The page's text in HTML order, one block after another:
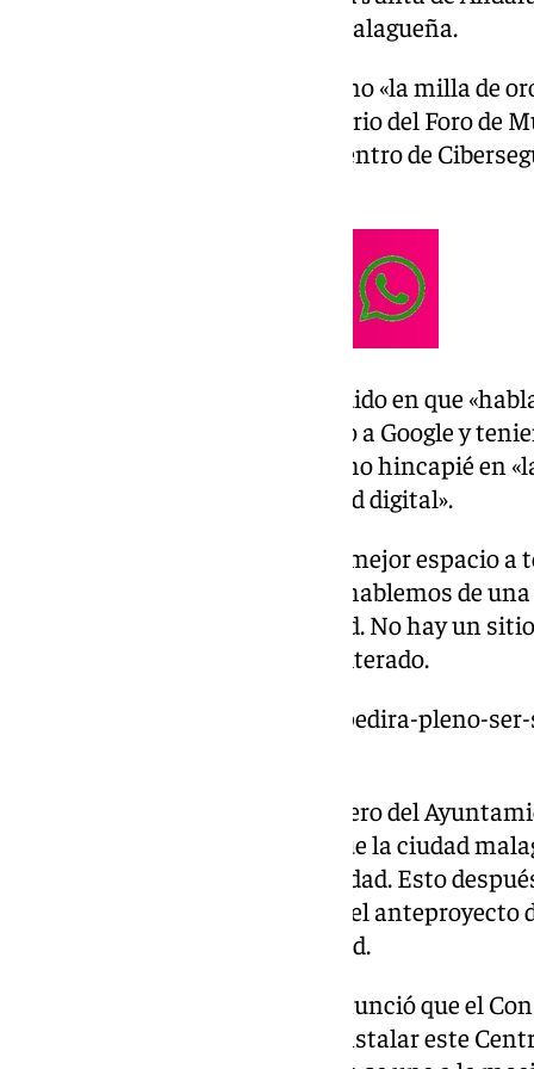
centro se instale en la ciudad malagueña.
Sanz ha calificado a Málaga como «la milla de
su intervención en el I Aniversario del Foro de
en Andalucía, celebrado en el Centro de
Asimismo, el consejero ha incidido en que
ciberseguridad, porque teniendo a Google y
de Andalucía». También ha hecho hincapié en
torno a una política de seguridad digital».
«El Gobierno no va a encontrar mejor espacio
para ocupar su sede. No es que hablemos de
decisión ajustada a una realidad. No hay un
las mismas condiciones», ha reiterado.
https://www.101tv.es/malaga-pedira-pleno-
El Pleno del pasado mes de febrero del
de una moción institucional, que la ciudad
Centro Nacional de Ciberseguridad. Esto
Consejo de Ministros aprobase el anteproyecto
Gobernanza de la Ciberseguridad.
El pasado 25 de febrero, Sanz anunció que el
instaría al Gobierno central a instalar este